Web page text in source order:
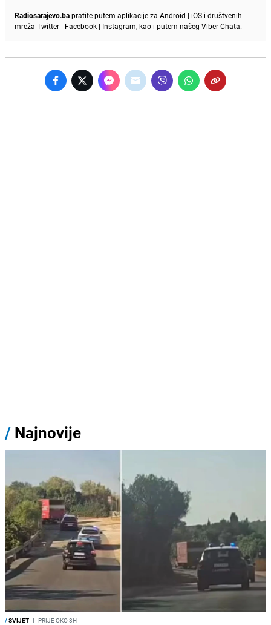
Radiosarajevo.bapratite putem aplikacije za Android | iOS i društvenih
mreža Twitter | Facebook | Instagram, kao i putem našeg ViberChata.
/ Najnovije
/SVIJET I PRIJE OKO 3H